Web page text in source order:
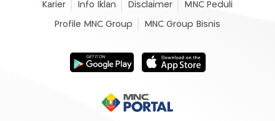
Karier Info Iklan Disclaimer MNC Peduli
Profile MNC Group MNC Group Bisnis